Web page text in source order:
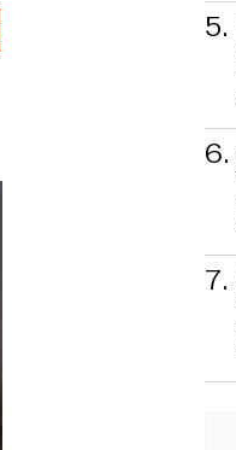
5.
6.
7.